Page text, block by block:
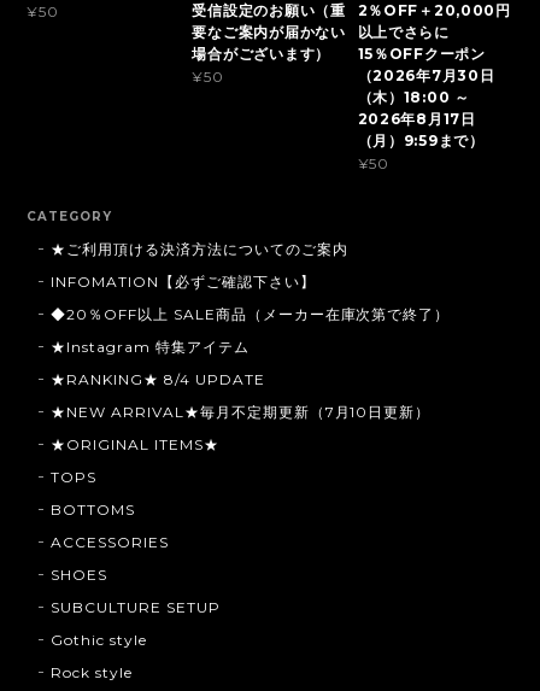
¥50
受信設定のお願い（重
要なご案内が届かない
場合がございます）
¥50
2％OFF＋20,000円
以上でさらに
15％OFFクーポン
（2026年7月30日
（木）18:00 ～
2026年8月17日
（月）9:59まで）
¥50
CATEGORY
★ご利用頂ける決済方法についてのご案内
INFOMATION【必ずご確認下さい】
◆20％OFF以上 SALE商品（メーカー在庫次第で終了）
★Instagram 特集アイテム
★RANKING★ 8/4 UPDATE
★NEW ARRIVAL★毎月不定期更新（7月10日更新）
★ORIGINAL ITEMS★
TOPS
BOTTOMS
ACCESSORIES
SHOES
SUBCULTURE SETUP
Gothic style
Rock style